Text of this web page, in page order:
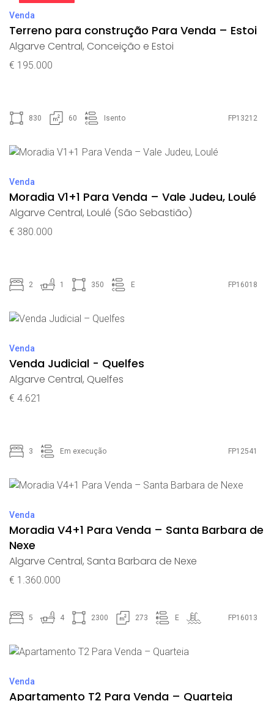
Venda
Terreno para construção Para Venda – Estoi
Algarve Central, Conceição e Estoi
€ 195.000
830 60 Isento FP13212
Venda
Moradia V1+1 Para Venda – Vale Judeu, Loulé
Algarve Central, Loulé (São Sebastião)
€ 380.000
2 1 350 E FP16018
Venda
Venda Judicial - Quelfes
Algarve Central, Quelfes
€ 4.621
3 Em execução FP12541
Venda
Moradia V4+1 Para Venda – Santa Barbara de
Nexe
Algarve Central, Santa Barbara de Nexe
€ 1.360.000
5 4 2300 273 E FP16013
Venda
Apartamento T2 Para Venda – Quarteia